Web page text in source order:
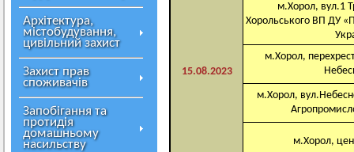
Архітектура,
містобудування,
цивільний захист
Захист прав
споживачів
Запобігання та
протидія
домашньому
насильству
15.08.2023
м.Хорол, вул.1
Хорольського ВП ДУ
м.Хорол,
м.Хорол,
м.Хорол,